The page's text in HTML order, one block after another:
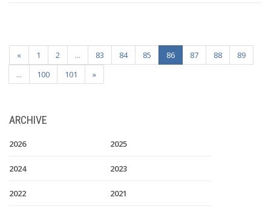
« 1 2 ... 83 84 85 86 87 88
89
...
100 101 »
ARCHIVE
2026 2025
2024 2023
2022 2021